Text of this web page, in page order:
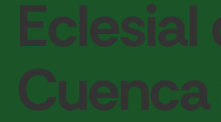
Eclesial